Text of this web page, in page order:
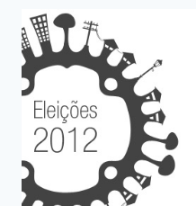
CEAGESP-
IBIRAPUERA-
SHOP.
MORUMBI